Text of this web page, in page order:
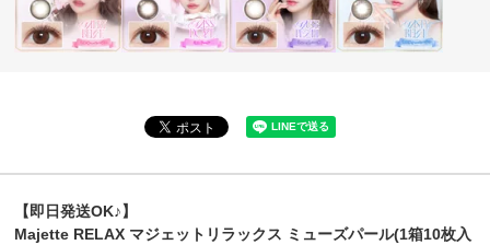
【即日発送OK♪】
Majette RELAX マジェットリラックス ミューズパール(1箱10枚入